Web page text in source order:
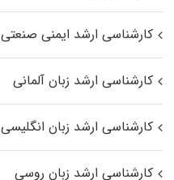
کارشناسی ارشد ایمنی صنعتی
کارشناسی ارشد زبان آلمانی
کارشناسی ارشد زبان انگلیسی
کارشناسی ارشد زبان روسی